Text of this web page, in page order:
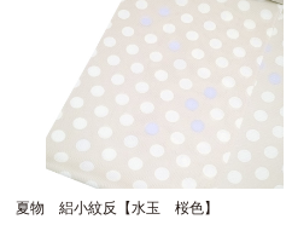
夏物 絽小紋反【水玉 桜色】